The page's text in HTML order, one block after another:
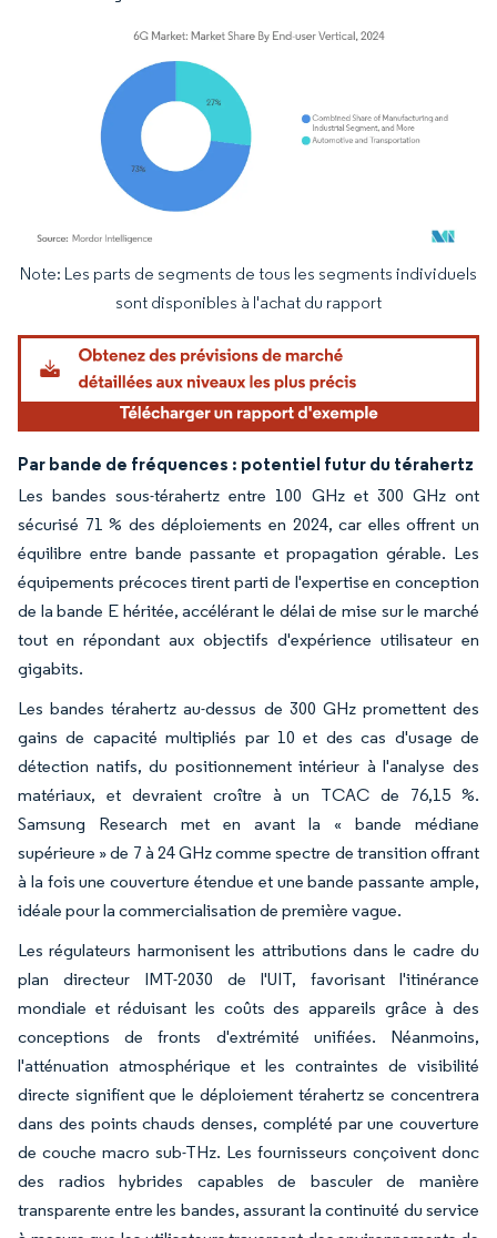
Image © Mordor Intelligence. La réutilisation nécessite une attribution sous CC BY
Note: Les parts de segments de tous les segments individuels
sont disponibles à l'achat du rapport
Par bande de fréquences : potentiel futur du térahertz
Les bandes sous-térahertz entre 100 GHz et 300 GHz ont
sécurisé 71 % des déploiements en 2024, car elles offrent un
équilibre entre bande passante et propagation gérable. Les
équipements précoces tirent parti de l'expertise en conception
de la bande E héritée, accélérant le délai de mise sur le marché
tout en répondant aux objectifs d'expérience utilisateur en
gigabits.
Les bandes térahertz au-dessus de 300 GHz promettent des
gains de capacité multipliés par 10 et des cas d'usage de
détection natifs, du positionnement intérieur à l'analyse des
matériaux, et devraient croître à un TCAC de 76,15 %.
Samsung Research met en avant la « bande médiane
supérieure » de 7 à 24 GHz comme spectre de transition offrant
à la fois une couverture étendue et une bande passante ample,
idéale pour la commercialisation de première vague.
Les régulateurs harmonisent les attributions dans le cadre du
plan directeur IMT-2030 de l'UIT, favorisant l'itinérance
mondiale et réduisant les coûts des appareils grâce à des
conceptions de fronts d'extrémité unifiées. Néanmoins,
l'atténuation atmosphérique et les contraintes de visibilité
directe signifient que le déploiement térahertz se concentrera
dans des points chauds denses, complété par une couverture
de couche macro sub-THz. Les fournisseurs conçoivent donc
des radios hybrides capables de basculer de manière
transparente entre les bandes, assurant la continuité du service